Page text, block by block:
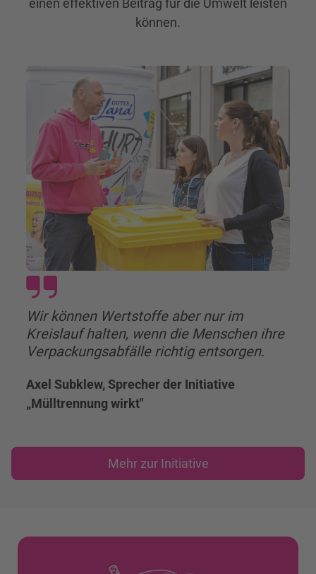
einen effektiven Beitrag für die Umwelt leisten
können.
Wir können Wertstoffe aber nur im
Kreislauf halten, wenn die Menschen ihre
Verpackungsabfälle richtig entsorgen.
Axel Subklew, Sprecher der Initiative
„Mülltrennung wirkt"
Mehr zur Initiative